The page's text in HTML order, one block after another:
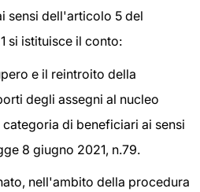
sensi dell'articolo 5 del
si istituisce il conto:
e il reintroito della
degli assegni al nucleo
di beneficiari ai sensi
8 giugno 2021, n.79.
nell'ambito della procedura